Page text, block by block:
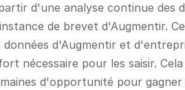
d'une analyse continue des
de brevet d'Augmentir.
d'Augmentir et
nécessaire pour les saisir.
d'opportunité pour